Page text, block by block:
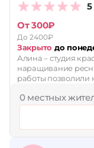
5
От 300₽
До 2400₽
Закрыто до
Алина – студия
наращивание
работы позволили
0 местных